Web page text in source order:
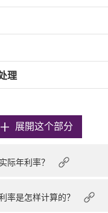
理
展開这个部分
际年利率？
率是怎样计算的？